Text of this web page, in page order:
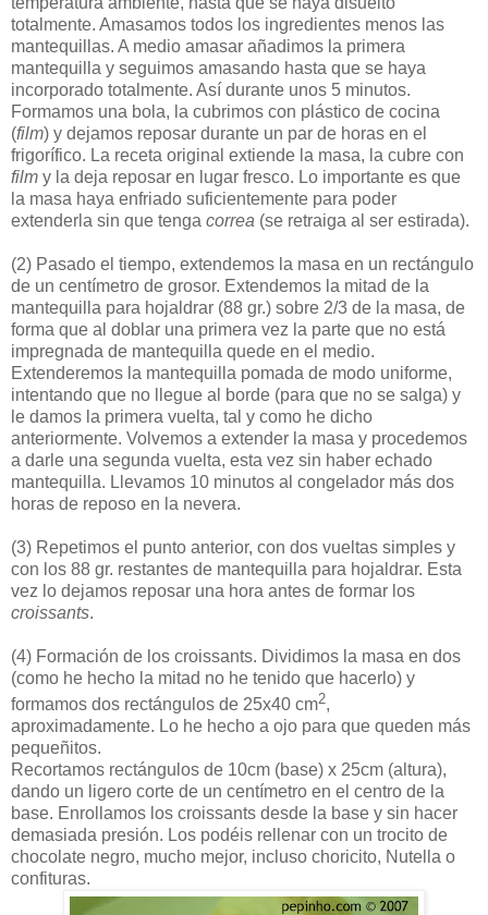
totalmente. Amasamos todos los ingredientes menos las
mantequillas. A medio amasar añadimos la primera
mantequilla y seguimos amasando hasta que se haya
incorporado totalmente. Así durante unos 5 minutos.
Formamos una bola, la cubrimos con plástico de cocina
(film) y dejamos reposar durante un par de horas en el
frigorífico. La receta original extiende la masa, la cubre con
film y la deja reposar en lugar fresco. Lo importante es que
la masa haya enfriado suficientemente para poder
extenderla sin que tenga correa (se retraiga al ser estirada).
(2) Pasado el tiempo, extendemos la masa en un rectángulo
de un centímetro de grosor. Extendemos la mitad de la
mantequilla para hojaldrar (88 gr.) sobre 2/3 de la masa, de
forma que al doblar una primera vez la parte que no está
impregnada de mantequilla quede en el medio.
Extenderemos la mantequilla pomada de modo uniforme,
intentando que no llegue al borde (para que no se salga) y
le damos la primera vuelta, tal y como he dicho
anteriormente. Volvemos a extender la masa y procedemos
a darle una segunda vuelta, esta vez sin haber echado
mantequilla. Llevamos 10 minutos al congelador más dos
horas de reposo en la nevera.
(3) Repetimos el punto anterior, con dos vueltas simples y
con los 88 gr. restantes de mantequilla para hojaldrar. Esta
vez lo dejamos reposar una hora antes de formar los
croissants.
(4) Formación de los croissants. Dividimos la masa en dos
(como he hecho la mitad no he tenido que hacerlo) y
formamos dos rectángulos de 25x40 cm2,
aproximadamente. Lo he hecho a ojo para que queden más
pequeñitos.
Recortamos rectángulos de 10cm (base) x 25cm (altura),
dando un ligero corte de un centímetro en el centro de la
base. Enrollamos los croissants desde la base y sin hacer
demasiada presión. Los podéis rellenar con un trocito de
chocolate negro, mucho mejor, incluso choricito, Nutella o
confituras.